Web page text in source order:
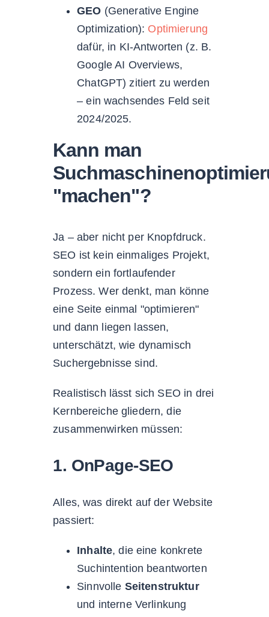
GEO (Generative Engine
Optimization): Optimierung
dafür, in KI-Antworten (z. B.
Google AI Overviews,
ChatGPT) zitiert zu werden
– ein wachsendes Feld seit
2024/2025.
Kann man
"machen"?
Ja – aber nicht per Knopfdruck.
SEO ist kein einmaliges Projekt,
sondern ein fortlaufender
Prozess. Wer denkt, man könne
eine Seite einmal "optimieren"
und dann liegen lassen,
unterschätzt, wie dynamisch
Suchergebnisse sind.
Realistisch lässt sich SEO in drei
Kernbereiche gliedern, die
zusammenwirken müssen:
1. OnPage-SEO
Alles, was direkt auf der Website
passiert:
Inhalte, die eine konkrete
Suchintention beantworten
Sinnvolle Seitenstruktur
und interne Verlinkung